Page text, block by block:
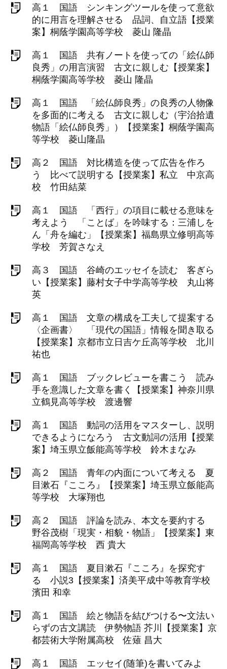
高１ 国語 シンキングツールを使って意欲
的に用言を理解させる 品詞、自立語【授業
案】桐蔭学園高等学校 菱山 隆晶
高１ 国語 共有ノートを使っての「絵仏師
良秀」の用言演習 古文に親しむ【授業案】
桐蔭学園高等学校 菱山 隆晶
高１ 国語 「絵仏師良秀」の良秀の人物像
を多面的に考える 古文に親しむ（宇治拾遺
物語「絵仏師良秀」）【授業案】桐蔭学園高
等学校 菱山隆晶
高２ 国語 対比構造を使って広告を作ろ
う 比べて説明する【授業案】私立 中京高
校 竹田結菜
高１ 国語 「西行」の項目に載せる意味を
考えよう 「ことば」を吟味する：三浦しを
ん「舟を編む」【授業案】福島県立修明高等
学校 芳賀さなえ
高３ 国語 谷崎のエッセイを読む 客ぎら
い【授業案】藤村女子中学高等学校 丸山将
英
高１ 国語 文章の構成を工夫して提案する
〈企画書〉 「現代の国語」情報を聞き取る
【授業案】京都市立日吉ケ丘高等学校 北川
祐也
高１ 国語 ブックレビューを書こう 読み
手を意識した文章を書く【授業案】神奈川県
立鶴見高等学校 渡邊響
高１ 国語 動詞の活用をマスターし、説明
できるようになろう 古文動詞の活用【授業
案】埼玉県立飯能高等学校 鈴木まなみ
高２ 国語 青年の内面について考える 夏
目漱石『こころ』【授業案】埼玉県立飯能高
等学校 大塚翔也
高２ 国語 評論を読み、本文を要約する
野谷茂樹「現実・相貌・物語」【授業案】東
福岡高等学校 西 貴大
高１ 国語 夏目漱石『こころ』を探究す
る 小説3【授業案】済美平成中等教育学校
濱田 和幸
高１ 国語 絵と物語を結びつける〜文法い
らずの古文講読 伊勢物語 芥川【授業案】京
都芸術大学附属高校 佐薙 昌大
高１ 国語 エッセイ(随筆)を書いてみよ